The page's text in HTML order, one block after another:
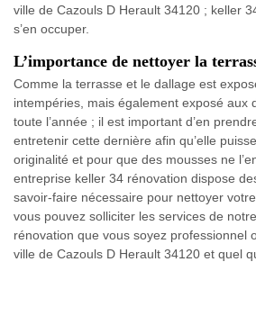
ville de Cazouls D Herault 34120 ; keller
s’en occuper.
L’importance de nettoyer la
Comme la terrasse et le dallage est
intempéries, mais également exposé aux
toute l’année ; il est important d’en
entretenir cette dernière afin qu’elle
originalité et pour que des mousses ne
entreprise keller 34 rénovation dispose
savoir-faire nécessaire pour nettoyer
vous pouvez solliciter les services de
rénovation que vous soyez professionnel
ville de Cazouls D Herault 34120 et quel